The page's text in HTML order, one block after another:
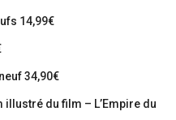
14,99€
34,90€
du film – L’Empire du